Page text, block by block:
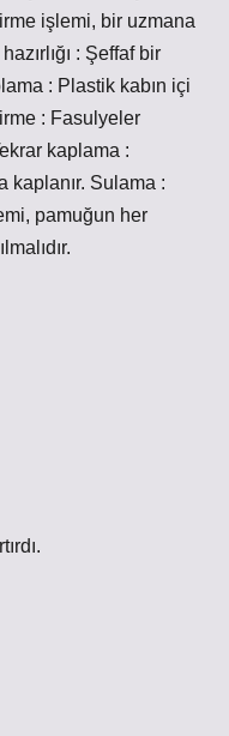
işlemi, bir uzmana
: Şeffaf bir
: Plastik kabın içi
: Fasulyeler
kaplama :
kaplanır. Sulama :
pamuğun her